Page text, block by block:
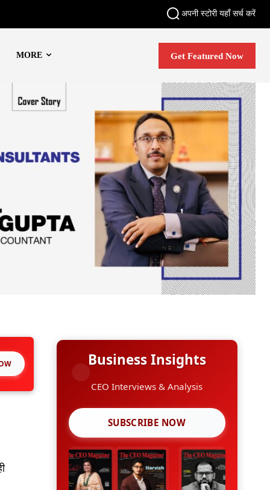
अपनी स्टोरी यहाँ सर्च करें
MORE Get Featured Now
Business Insights
CEO Interviews & Analysis
SUBSCRIBE NOW